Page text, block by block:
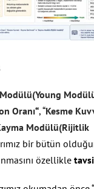
Oranı“, “Kesme
Modülü(Rijitlik
bir bütün
özellikle